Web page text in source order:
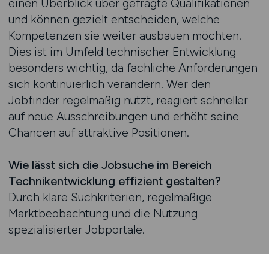
einen Überblick über gefragte Qualifikationen
und können gezielt entscheiden, welche
Kompetenzen sie weiter ausbauen möchten.
Dies ist im Umfeld technischer Entwicklung
besonders wichtig, da fachliche Anforderungen
sich kontinuierlich verändern. Wer den
Jobfinder regelmäßig nutzt, reagiert schneller
auf neue Ausschreibungen und erhöht seine
Chancen auf attraktive Positionen.
Wie lässt sich die Jobsuche im Bereich
Technikentwicklung effizient gestalten?
Durch klare Suchkriterien, regelmäßige
Marktbeobachtung und die Nutzung
spezialisierter Jobportale.